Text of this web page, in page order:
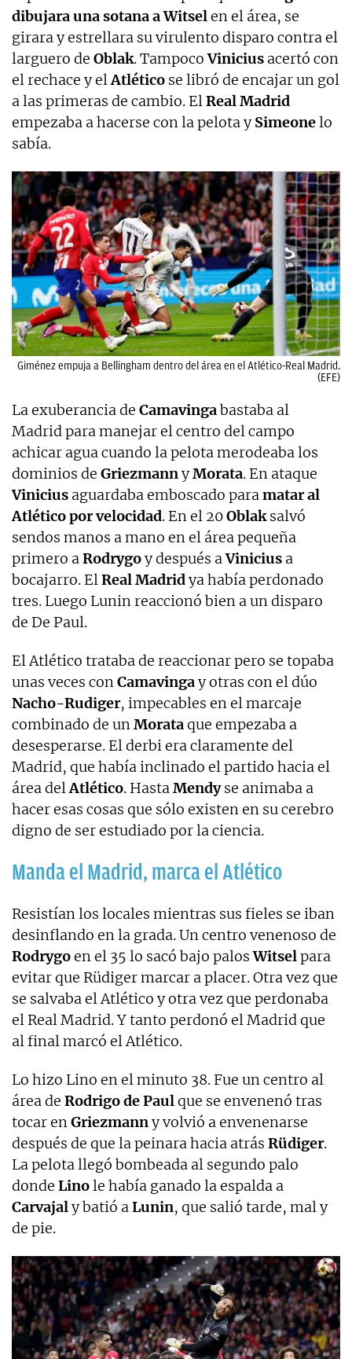
dibujara una sotana a Witselen el área, se
girara y estrellara su virulento disparo contra el
larguero de Oblak. TampocoVinicius acertó con
el rechace y elAtlético se libró de encajar un gol
a las primeras de cambio. ElReal Madrid
empezaba a hacerse con la pelota ySimeonelo
sabía.
Giménez empuja a Bellingham dentro del área en el Atlético-Real Madrid.
(EFE)
La exuberancia de Camavingabastaba al
Madrid para manejar el centro del campo
achicar agua cuando la pelota merodeaba los
dominios de GriezmannyMorata. En ataque
Vinicius aguardaba emboscado paramatar al
Atlético por velocidad. En el 20Oblaksalvó
sendos manos a mano en el área pequeña
primero aRodrygoy después aVinicius a
bocajarro. ElReal Madridya había perdonado
tres. Luego Lunin reaccionó bien a un disparo
de De Paul.
El Atlético trataba de reaccionar pero se topaba
unas veces conCamavingay otras con el dúo
Nacho-Rudiger, impecables en el marcaje
combinado de unMorataque empezaba a
desesperarse. El derbi era claramente del
Madrid, que había inclinado el partido hacia el
área delAtlético. HastaMendyse animaba a
hacer esas cosas que sólo existen en su cerebro
digno de ser estudiado por la ciencia.
Manda el Madrid, marca el Atlético
Resistían los locales mientras sus fieles se iban
desinflando en la grada. Un centro venenoso de
Rodrygoen el 35 lo sacó bajo palosWitselpara
evitar que Rüdiger marcar a placer. Otra vez que
se salvaba el Atlético y otra vez que perdonaba
el Real Madrid. Y tanto perdonó el Madrid que
al final marcó el Atlético.
Lo hizo Lino en el minuto 38. Fue un centro al
área de Rodrigo de Paulque se envenenó tras
tocar enGriezmanny volvió a envenenarse
después de que la peinara hacia atrás Rüdiger.
La pelota llegó bombeada al segundo palo
donde Linole había ganado la espalda a
Carvajaly batió aLunin, que salió tarde, mal y
de pie.